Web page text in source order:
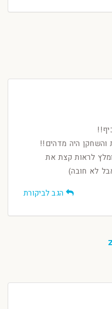
והשחקן היה מדהים!!
לראות קצת את
לא חובה)
הגב לביקורת